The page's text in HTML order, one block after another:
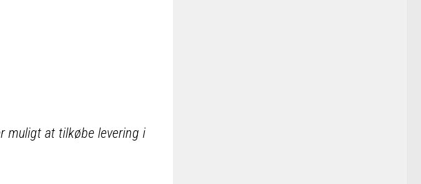
muligt at tilkøbe levering i